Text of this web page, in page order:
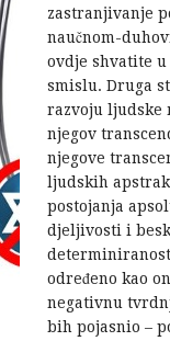
zastranjivanje
naučnom-
ovdje shvatite
smislu. Druga
razvoju ljudske
njegov
njegove
ljudskih
postojanja
djeljivosti i
određeno kao
negativnu
bih pojasnio –